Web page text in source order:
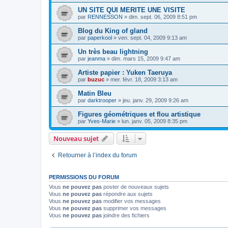
UN SITE QUI MERITE UNE VISITE
par RENNESSON » dim. sept. 06, 2009 8:51 pm
Blog du King of gland
par paperkool » ven. sept. 04, 2009 9:13 am
Un très beau lightning
par jeanma » dim. mars 15, 2009 9:47 am
Artiste papier : Yuken Taeruya
par buzuc » mer. févr. 18, 2009 3:13 am
Matin Bleu
par darktrooper » jeu. janv. 29, 2009 9:26 am
Figures géométriques et flou artistique
par Yves-Marie » lun. janv. 05, 2009 8:35 pm
Nouveau sujet
Retourner à l’index du forum
PERMISSIONS DU FORUM
Vous ne pouvez pas poster de nouveaux sujets
Vous ne pouvez pas répondre aux sujets
Vous ne pouvez pas modifier vos messages
Vous ne pouvez pas supprimer vos messages
Vous ne pouvez pas joindre des fichiers